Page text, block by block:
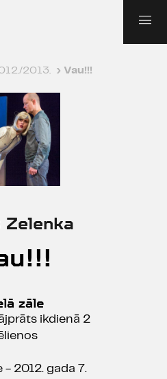
2013. › Vau!!!
zāle
ikdienā 2
- 2012. gada 7.